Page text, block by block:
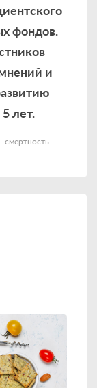
фондов.
и
лет.
смертность